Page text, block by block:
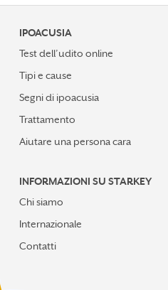
IPOACUSIA
Test dell’udito online
Tipi e cause
Segni di ipoacusia
Trattamento
Aiutare una persona cara
INFORMAZIONI SU STARKEY
Chi siamo
Internazionale
Contatti